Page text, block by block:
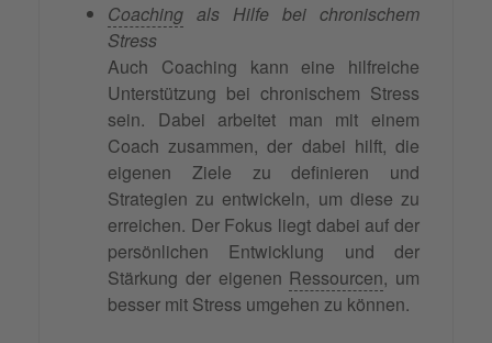
Coaching als Hilfe bei chronischem
Stress
Auch Coaching kann eine hilfreiche
Unterstützung bei chronischem Stress
sein. Dabei arbeitet man mit einem
Coach zusammen, der dabei hilft, die
eigenen Ziele zu definieren und
Strategien zu entwickeln, um diese zu
erreichen. Der Fokus liegt dabei auf der
persönlichen Entwicklung und der
Stärkung der eigenen Ressourcen, um
besser mit Stress umgehen zu können.